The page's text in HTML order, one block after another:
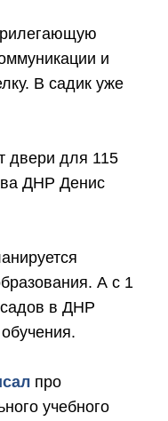
и
В садик уже
двери для 115
ДНР Денис
А с 1
в ДНР
про
учебного